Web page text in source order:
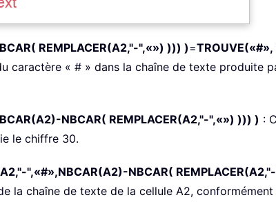
REMPLACER(A2,"-",«») ))) )=
caractère « # » dans la chaîne de texte produite
NBCAR( REMPLACER(A2,"-",«») ))) ) :
le chiffre 30.
",«#»,NBCAR(A2)-NBCAR(
la chaîne de texte de la cellule A2, conformément